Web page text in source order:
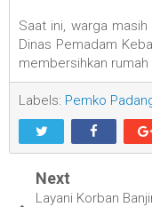
Saat ini, warga
Dinas Pemadam
membersihkan
Labels: Pemko
Next
Layani Korban